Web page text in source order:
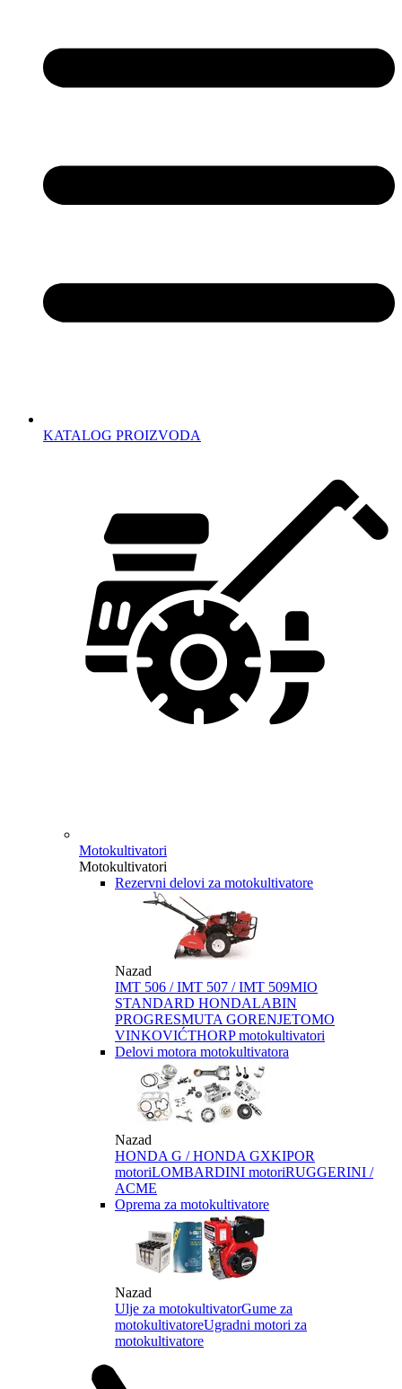
KATALOG PROIZVODA
Motokultivatori
Motokultivatori
Rezervni delovi za motokultivatore
Nazad
IMT 506 / IMT 507 / IMT 509MIO
STANDARD HONDALABIN
PROGRESMUTA GORENJETOMO
VINKOVIĆTHORP motokultivatori
Delovi motora motokultivatora
Nazad
HONDA G / HONDA GXKIPOR
motoriLOMBARDINI motoriRUGGERINI /
ACME
Oprema za motokultivatore
Nazad
Ulje za motokultivatorGume za
motokultivatoreUgradni motori za
motokultivatore